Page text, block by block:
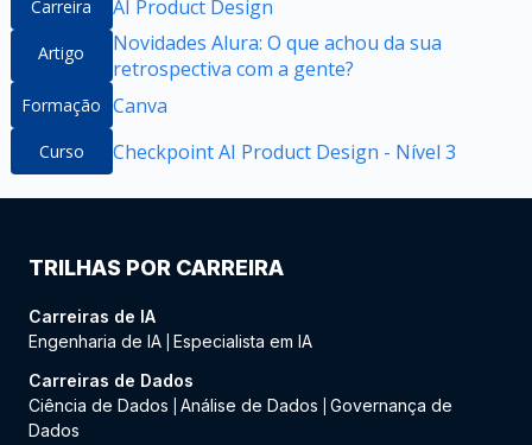
Carreira AI Product Design
Artigo
Novidades Alura: O que achou da sua
retrospectiva com a gente?
Formação Canva
Curso Checkpoint AI Product Design - Nível 3
TRILHAS POR CARREIRA
Carreiras de IA
Engenharia de IA Especialista em IA
Carreiras de Dados
Ciência de Dados
Análise de Dados
Governança de
Dados